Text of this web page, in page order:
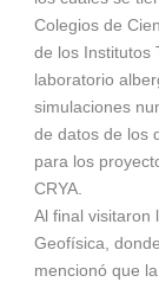
Colegios de
de los Institutos
laboratorio
simulaciones
de datos de los
para los
CRYA.
Al final visitaron
Geofísica,
mencionó que